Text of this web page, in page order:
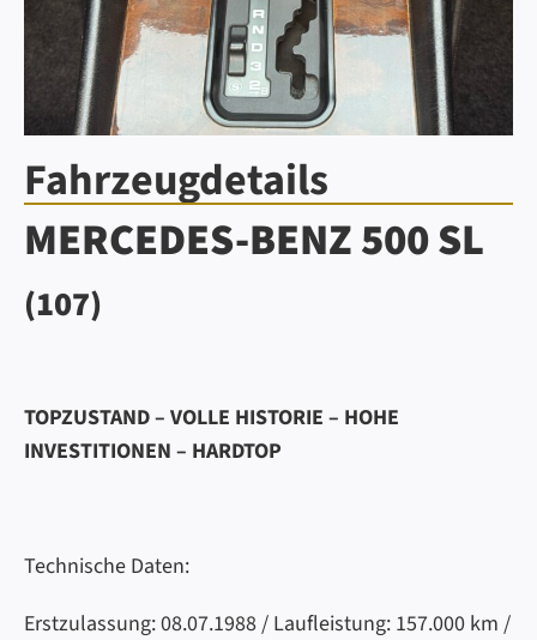
Fahrzeugdetails
MERCEDES-BENZ 500 SL
(107)
TOPZUSTAND – VOLLE HISTORIE – HOHE
INVESTITIONEN – HARDTOP
Technische Daten:
Erstzulassung: 08.07.1988 / Laufleistung: 157.000 km /